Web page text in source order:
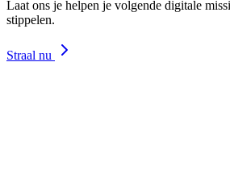
Laat ons je helpen je volgende digitale
stippelen.
Straal nu